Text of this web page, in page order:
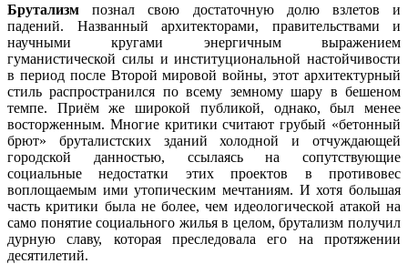
Брутализм познал свою достаточную долю взлетов и
падений. Названный архитекторами, правительствами и
научными кругами энергичным выражением
гуманистической силы и институциональной настойчивости
в период после Второй мировой войны, этот архитектурный
стиль распространился по всему земному шару в бешеном
темпе. Приём же широкой публикой, однако, был менее
восторженным. Многие критики считают грубый «бетонный
брют» бруталистских зданий холодной и отчуждающей
городской данностью, ссылаясь на сопутствующие
социальные недостатки этих проектов в противовес
воплощаемым ими утопическим мечтаниям. И хотя большая
часть критики была не более, чем идеологической атакой на
само понятие социального жилья в целом, брутализм получил
дурную славу, которая преследовала его на протяжении
десятилетий.